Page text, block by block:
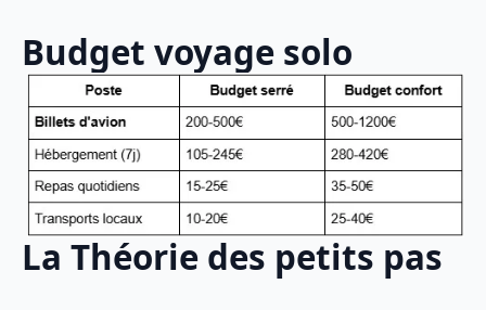
Budget voyage solo
La Théorie des petits pas